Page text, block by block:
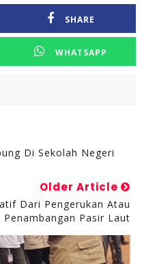
SHARE
WHATSAPP
Di Sekolah Negeri
Older Article
Dari Pengerukan Atau
Penambangan Pasir Laut